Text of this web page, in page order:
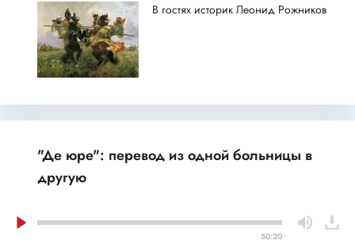
В гостях историк Леонид Рожников
"Де юре": перевод из одной больницы в
другую
50:20